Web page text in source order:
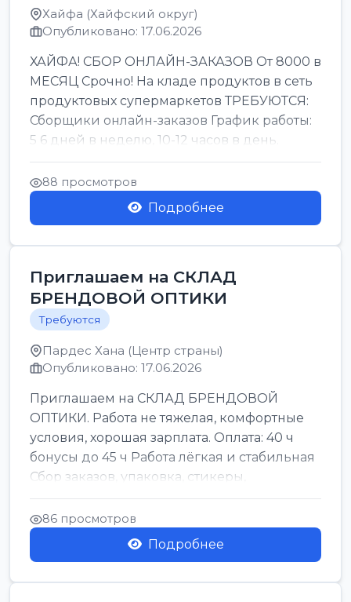
Хайфа (Хайфский округ)
Опубликовано: 17.06.2026
ХАЙФА! СБОР ОНЛАЙН-ЗАКАЗОВ От 8000 в
МЕСЯЦ Срочно! На кладе продуктов в сеть
продуктовых супермаркетов ТРЕБУЮТСЯ:
Сборщики онлайн-заказов График работы:
5 6 дней в неделю, 10-12 часов в день.
Колле ОП...
88 просмотров
Подробнее
Приглашаем на СКЛАД
БРЕНДОВОЙ ОПТИКИ
Требуются
Пардес Хана (Центр страны)
Опубликовано: 17.06.2026
Приглашаем на СКЛАД БРЕНДОВОЙ
ОПТИКИ. Работа не тяжелая, комфортные
условия, хорошая зарплата. Оплата: 40 ч
бонусы до 45 ч Работа лёгкая и стабильная
Сбор заказов, упаковка, стикеры,
сортировка Воскре...
86 просмотров
Подробнее